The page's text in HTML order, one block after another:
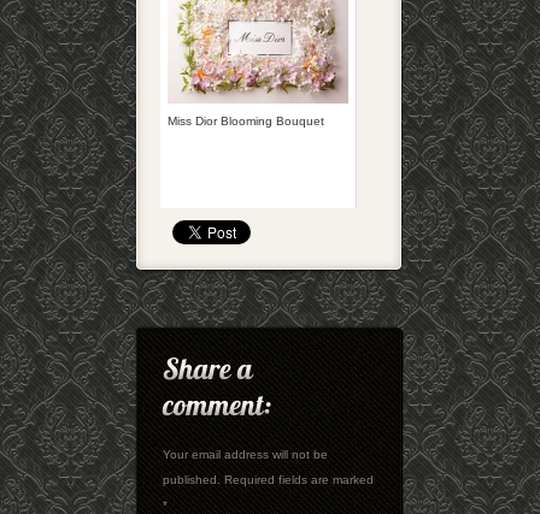
Miss Dior Blooming Bouquet
Your email address will not be
published. Required fields are marked
*